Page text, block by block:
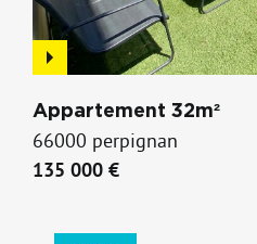
Appartement 32m²
66000 perpignan
135 000 €